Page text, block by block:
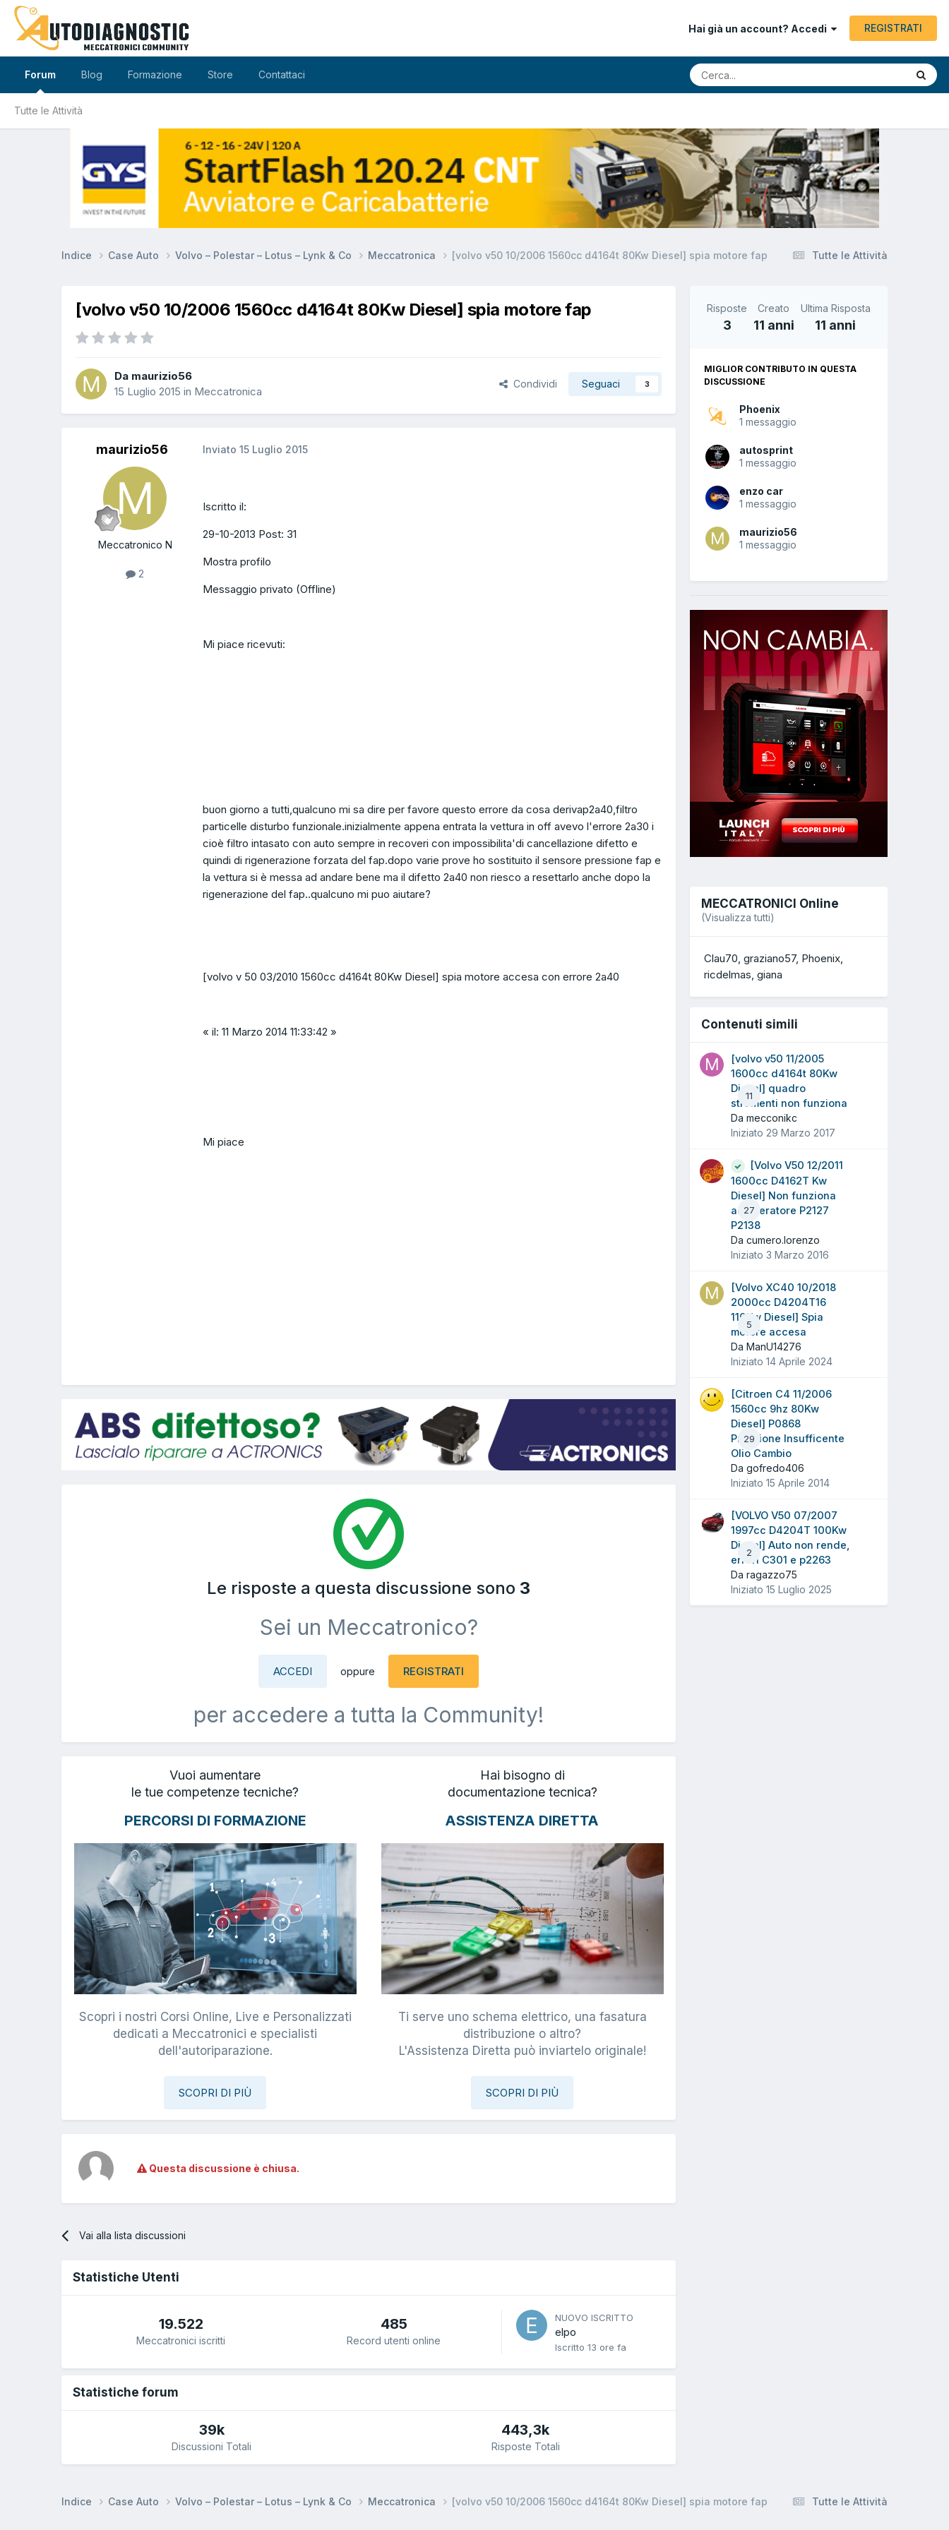
Hai già un account? Accedi REGISTRATI
Forum
Tutte le Attività
Blog Formazione Store Contattaci
Tutte le Attività
Indice Case Auto Volvo – Polestar – Lotus – Lynk & Co Meccatronica [volvo v50 10/2006 1560cc d4164t 80Kw Diesel] spia motore fap
[volvo v50 10/2006 1560cc d4164t 80Kw Diesel] spia motore fap
Da maurizio56
15 Luglio 2015 in Meccatronica
Condividi Seguaci 3
maurizio56
Meccatronico N
2
Inviato 15 Luglio 2015
Iscritto il:
29-10-2013 Post: 31
Mostra profilo
Messaggio privato (Offline)
Mi piace ricevuti:
buon giorno a tutti,qualcuno mi sa dire per favore questo errore da cosa derivap2a40,filtro
particelle disturbo funzionale.inizialmente appena entrata la vettura in off avevo l'errore 2a30 i
cioè filtro intasato con auto sempre in recoveri con impossibilita'di cancellazione difetto e
quindi di rigenerazione forzata del fap.dopo varie prove ho sostituito il sensore pressione fap e
la vettura si è messa ad andare bene ma il difetto 2a40 non riesco a resettarlo anche dopo la
rigenerazione del fap..qualcuno mi puo aiutare?
[volvo v 50 03/2010 1560cc d4164t 80Kw Diesel] spia motore accesa con errore 2a40
« il: 11 Marzo 2014 11:33:42 »
Mi piace
Le risposte a questa discussione sono 3
Sei un Meccatronico?
ACCEDI oppure REGISTRATI
per accedere a tutta la Community!
Vuoi aumentare
le tue competenze tecniche?
PERCORSI DI FORMAZIONE
Scopri i nostri Corsi Online, Live e Personalizzati
dedicati a Meccatronici e specialisti
dell'autoriparazione.
SCOPRI DI PIÙ
Hai bisogno di
documentazione tecnica?
ASSISTENZA DIRETTA
Ti serve uno schema elettrico, una fasatura
distribuzione o altro?
L'Assistenza Diretta può inviartelo originale!
SCOPRI DI PIÙ
Questa discussione è chiusa.
Vai alla lista discussioni
Statistiche Utenti
19.522
Meccatronici iscritti
485
Record utenti online
NUOVO ISCRITTO
elpo
Iscritto 13 ore fa
Statistiche forum
39k
Discussioni Totali
443,3k
Risposte Totali
Risposte
3
Creato
11 anni
Ultima Risposta
11 anni
MIGLIOR CONTRIBUTO IN QUESTA
DISCUSSIONE
Phoenix
1 messaggio
autosprint
1 messaggio
enzo car
1 messaggio
maurizio56
1 messaggio
MECCATRONICI Online
(Visualizza tutti)
Clau70 graziano57 Phoenix
ricdelmas giana
Contenuti simili
11
[volvo v50 11/2005
1600cc d4164t 80Kw
Diesel] quadro
strumenti non funziona
Da mecconikc
Iniziato 29 Marzo 2017
27
[Volvo V50 12/2011
1600cc D4162T Kw
Diesel] Non funziona
acceleratore P2127
P2138
Da cumero.lorenzo
Iniziato 3 Marzo 2016
5
[Volvo XC40 10/2018
2000cc D4204T16
110Kw Diesel] Spia
motore accesa
Da ManU14276
Iniziato 14 Aprile 2024
29
[Citroen C4 11/2006
1560cc 9hz 80Kw
Diesel] P0868
Pressione Insufficente
Olio Cambio
Da gofredo406
Iniziato 15 Aprile 2014
2
[VOLVO V50 07/2007
1997cc D4204T 100Kw
Diesel] Auto non rende,
errori C301 e p2263
Da ragazzo75
Iniziato 15 Luglio 2025
Tutte le Attività
Indice Case Auto Volvo – Polestar – Lotus – Lynk & Co Meccatronica [volvo v50 10/2006 1560cc d4164t 80Kw Diesel] spia motore fap